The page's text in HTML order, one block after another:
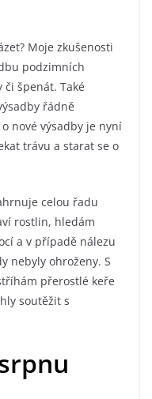
Moje zkušenosti
podzimních
špenát. Také
řádně
nové výsadby je nyní
trávu a starat se o
celou řadu
rostlin, hledám
a v případě nálezu
nebyly ohroženy. S
přerostlé keře
soutěžit s